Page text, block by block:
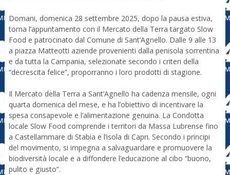
Domani, domenica 28 settembre 2025, dopo la pausa estiva,
torna l’appuntamento con il Mercato della Terra targato Slow
Food e patrocinato dal Comune di Sant’Agnello. Dalle 9 alle 13
a piazza Matteotti aziende provenienti dalla penisola sorrentina
e da tutta la Campania, selezionate secondo i criteri della
“decrescita felice”, proporranno i loro prodotti di stagione.
Il Mercato della Terra a Sant’Agnello ha cadenza mensile, ogni
quarta domenica del mese, e ha l’obiettivo di incentivare la
spesa consapevole e l’alimentazione genuina. La Condotta
locale Slow Food comprende i territori da Massa Lubrense fino
a Castellammare di Stabia e l’isola di Capri. Secondo i principi
del movimento, si impegna a salvaguardare e promuovere la
biodiversità locale e a diffondere l’educazione al cibo “buono,
pulito e giusto”.